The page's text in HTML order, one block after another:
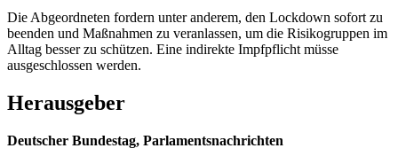
Die Abgeordneten fordern unter anderem, den Lockdown sofort zu
beenden und Maßnahmen zu veranlassen, um die Risikogruppen im
Alltag besser zu schützen. Eine indirekte Impfpflicht müsse
ausgeschlossen werden.
Herausgeber
Deutscher Bundestag, Parlamentsnachrichten